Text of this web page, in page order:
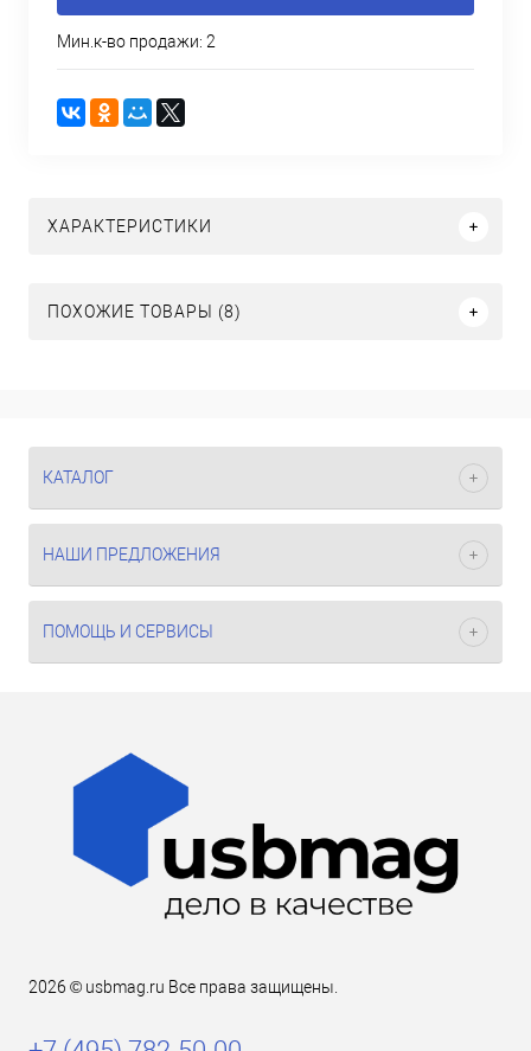
Мин.к-во продажи: 2
ХАРАКТЕРИСТИКИ
ПОХОЖИЕ ТОВАРЫ (8)
КАТАЛОГ
НАШИ ПРЕДЛОЖЕНИЯ
ПОМОЩЬ И СЕРВИСЫ
2026 © usbmag.ru Все права защищены.